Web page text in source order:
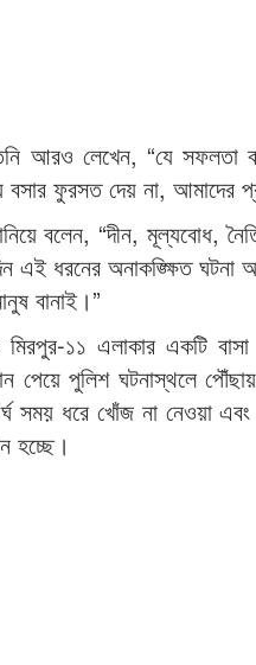
আরও লেখেন, “যে সফলতা
বসার ফুরসত দেয় না,
বলেন, “দীন, মূল্যবোধ,
এই ধরনের অনাকঙ্ক্ষিত
বানাই।”
১১ এলাকার একটি
পুলিশ ঘটনাস্থলে
ধরে খোঁজ না নেওয়া এবং
হচ্ছে।